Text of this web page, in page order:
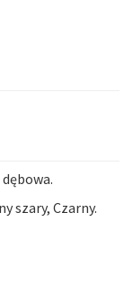
szary, Czarny.